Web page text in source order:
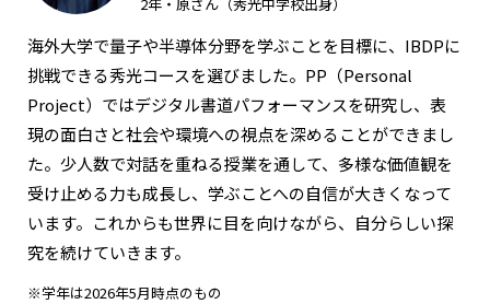
海外大学で量子や半導体分野を学ぶことを目標に、IBDPに
挑戦できる秀光コースを選びました。PP（Personal
Project）ではデジタル書道パフォーマンスを研究し、表
現の面白さと社会や環境への視点を深めることができまし
た。少人数で対話を重ねる授業を通して、多様な価値観を
受け止める力も成長し、学ぶことへの自信が大きくなって
います。これからも世界に目を向けながら、自分らしい探
究を続けていきます。
※学年は2026年5月時点のもの